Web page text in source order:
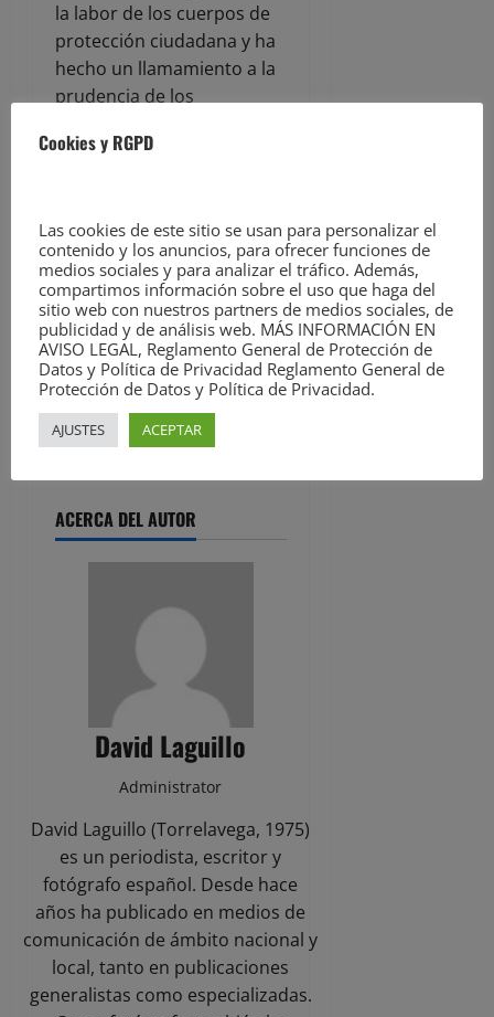
la labor de los cuerpos de
protección ciudadana y ha
hecho un llamamiento a la
prudencia de los
recomienda seguir las
para que eviten acercarse a
zonas expuesta al oleaje.
.
Cantabria Diario –
Periódico de Cantabria,
Diario de Cantabria,
ACERCA DEL AUTOR
David Laguillo
Administrator
David Laguillo (Torrelavega, 1975)
es un periodista, escritor y
fotógrafo español. Desde hace
años ha publicado en medios de
comunicación de ámbito nacional y
local, tanto en publicaciones
generalistas como especializadas.
Cookies y RGPD
Las cookies de este sitio se usan para personalizar el
contenido y los anuncios, para ofrecer funciones de
medios sociales y para analizar el tráfico. Además,
compartimos información sobre el uso que haga del
sitio web con nuestros partners de medios sociales, de
publicidad y de análisis web. MÁS INFORMACIÓN EN
AVISO LEGAL, Reglamento General de Protección de
Datos y Política de Privacidad Reglamento General de
Protección de Datos y Política de Privacidad.
AJUSTES ACEPTAR